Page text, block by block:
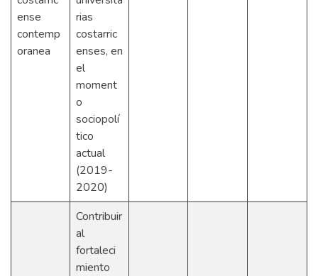
ense
contemp
oranea
rias
costarric
enses, en
el
moment
o
sociopolí
tico
actual
(2019-
2020)
Contribuir
al
fortaleci
miento